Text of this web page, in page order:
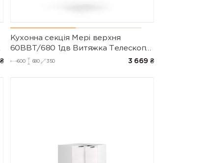
₴
Кухонна секція Мері верхня
60ВВТ/680 1дв Витяжка Телескоп
Pro Blum Права (Білий/Глянець
600 680 350 3 669 ₴